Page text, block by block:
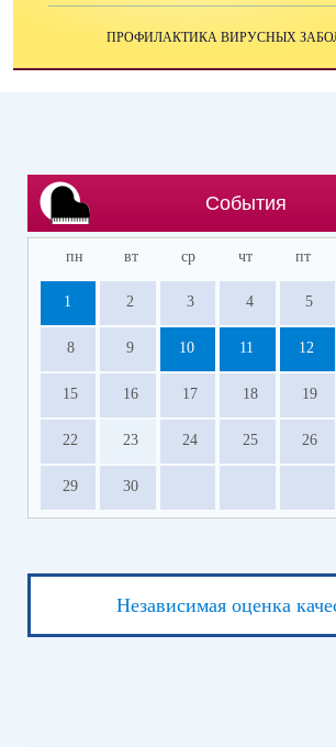
ПРОФИЛАКТИКА ВИРУСНЫХ
События
пн вт ср чт пт
1 2 3 4 5
8 9 10 11 12
15 16 17 18 19
22 23 24 25 26
29 30
Независимая оценка